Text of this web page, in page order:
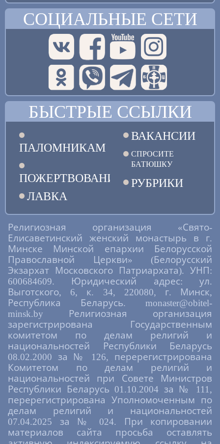
СОЦИАЛЬНЫЕ СЕТИ
БЫСТРЫЕ ССЫЛКИ
ПАЛОМНИКАМ
ПОЖЕРТВОВАНИЯ
ЛАВКА
ВАКАНСИИ
СПРОСИТЕ
БАТЮШКУ
РУБРИКИ
Религиозная организация «Свято-
Елисаветинский женский монастырь в г.
Минске Минской епархии Белорусской
Православной Церкви» (Белорусский
Экзархат Московского Патриархата). УНП:
600684609. Юридический адрес: ул.
Выготского, 6, к. 34, 220080, г. Минск,
Республика Беларусь. monaster@obitel-
minsk.by Религиозная организация
зарегистрирована Государственным
комитетом по делам религий и
национальностей Республики Беларусь
08.02.2000 за № 126, перерегистрирована
Комитетом по делам религий и
национальностей при Совете Министров
Республики Беларусь 01.10.2004 за № 111,
перерегистрирована Уполномоченным по
делам религий и национальностей
07.04.2025 за № 024. При копировании
материалов сайта просьба оставлять